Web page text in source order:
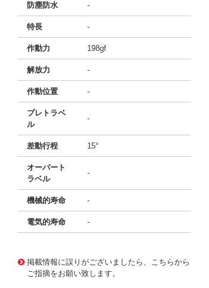
防塵防水 -
特長 -
作動力 198gf
解放力 -
作動位置 -
プレトラベ
ル
-
差動行程 15°
オーバート
ラベル
-
機械的寿命 -
電気的寿命 -
掲載情報に誤りがございましたら、こちらから
ご指摘をお願い致します。